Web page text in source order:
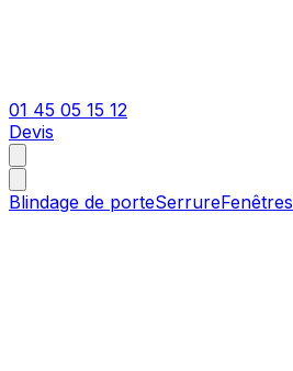
01 45 05 15 12
Devis
Blindage de porteSerrureFenêtres